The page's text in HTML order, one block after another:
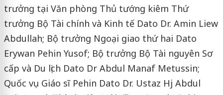
trưởng tại Văn phòng Thủ tướng kiêm Thứ
trưởng Bộ Tài chính và Kinh tế Dato Dr. Amin Liew
Abdullah; Bộ trưởng Ngoại giao thứ hai Dato
Erywan Pehin Yusof; Bộ trưởng Bộ Tài nguyên Sơ
cấp và Du lịch Dato Dr Abdul Manaf Metussin;
Quốc vụ Giáo sĩ Pehin Dato Dr. Ustaz Hj Abdul